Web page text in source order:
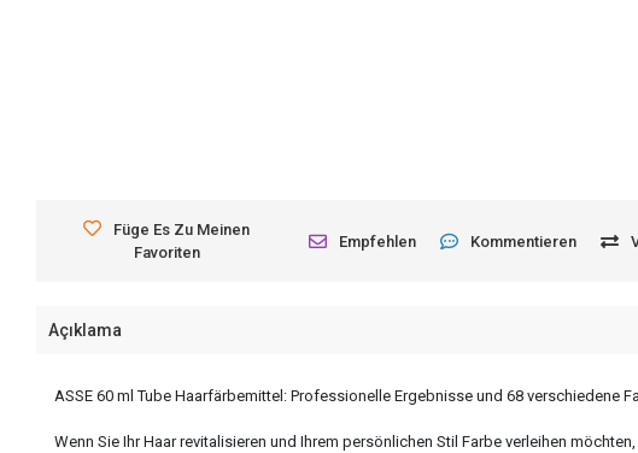
Füge Es Zu Meinen
Favoriten
Empfehlen Kommentieren
Açıklama
ASSE 60 ml Tube Haarfärbemittel: Professionelle Ergebnisse und 68 verschiedene
Wenn Sie Ihr Haar revitalisieren und Ihrem persönlichen Stil Farbe verleihen